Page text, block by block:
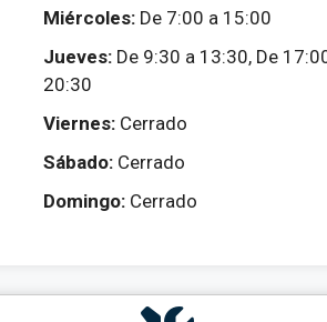
Miércoles: De 7:00 a 15:00
Jueves: De 9:30 a 13:30, De
20:30
Viernes: Cerrado
Sábado: Cerrado
Domingo: Cerrado